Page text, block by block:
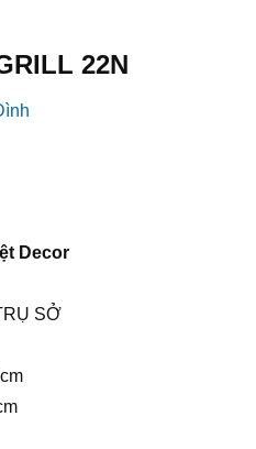
22N
Decor
SỞ